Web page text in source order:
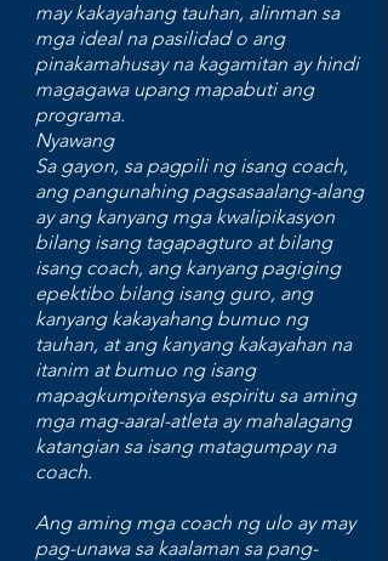
may kakayahang tauhan, alinman sa
mga ideal na pasilidad o ang
pinakamahusay na kagamitan ay hindi
magagawa upang mapabuti ang
programa.
Nyawang
Sa gayon, sa pagpili ng isang coach,
ang pangunahing pagsasaalang-alang
ay ang kanyang mga kwalipikasyon
bilang isang tagapagturo at bilang
isang coach, ang kanyang pagiging
epektibo bilang isang guro, ang
kanyang kakayahang bumuo ng
tauhan, at ang kanyang kakayahan na
itanim at bumuo ng isang
mapagkumpitensya espiritu sa aming
mga mag-aaral-atleta ay mahalagang
katangian sa isang matagumpay na
coach.
Ang aming mga coach ng ulo ay may
pag-unawa sa kaalaman sa pang-